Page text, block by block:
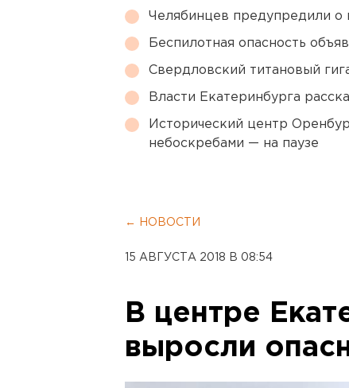
Челябинцев предупредили о
Беспилотная опасность
Свердловский титановый
Власти Екатеринбурга
Исторический центр
небоскребами — на паузе
← НОВОСТИ
15 АВГУСТА 2018 В 08:54
В центре
выросли